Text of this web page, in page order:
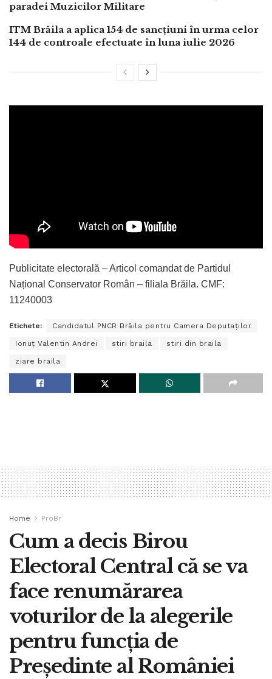
paradei Muzicilor Militare
ITM Brăila a aplica 154 de sancțiuni în urma celor
144 de controale efectuate în luna iulie 2026
Publicitate electorală – Articol comandat de Partidul
Național Conservator Român – filiala Brăila. CMF:
11240003
Etichete: Candidatul PNCR Brăila pentru Camera Deputaților
Ionuț Valentin Andrei stiri braila stiri din braila
ziare braila
Home ProBr
Cum a decis Birou
Electoral Central că se va
face renumărarea
voturilor de la alegerile
pentru funcția de
Președinte al României